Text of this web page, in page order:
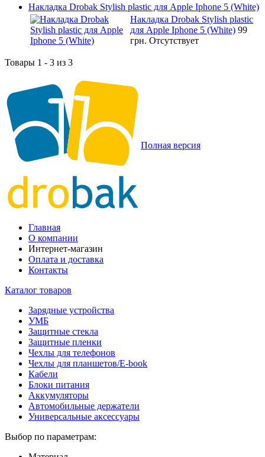
Накладка Drobak Stylish plastic для Apple Iphone 5 (White)
Накладка Drobak Stylish plastic
для Apple Iphone 5 (White) 99
грн. Отсутствует
Товары 1 - 3 из 3
Полная версия
Главная
О компании
Интернет-магазин
Оплата и доставка
Контакты
Каталог товаров
Зарядные устройства
УМБ
Защитные стекла
Защитные пленки
Чехлы для телефонов
Чехлы для планшетов/E-book
Кабели
Блоки питания
Аккумуляторы
Автомобильные держатели
Универсальные аксессуары
Выбор по параметрам: